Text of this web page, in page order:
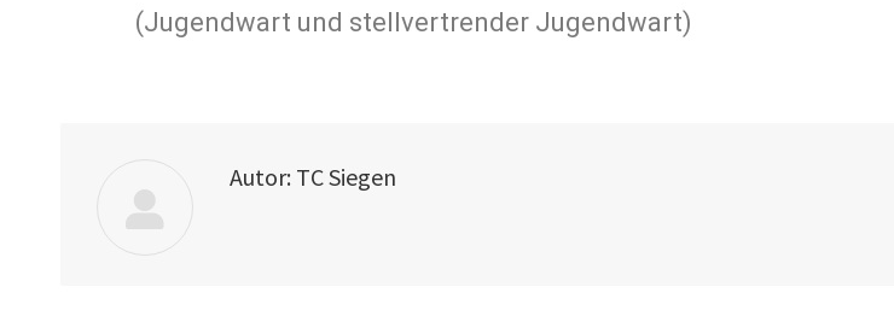
(Jugendwart und stellvertrender Jugendwart)
Autor: TC Siegen